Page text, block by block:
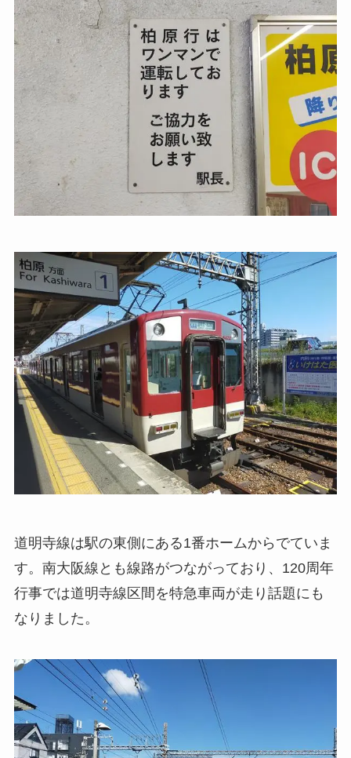
道明寺線は駅の東側にある1番ホームからでていま
す。南大阪線とも線路がつながっており、120周年
行事では道明寺線区間を特急車両が走り話題にも
なりました。